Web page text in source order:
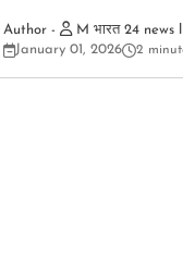
M भारत 24 news
January 01, 2026
2